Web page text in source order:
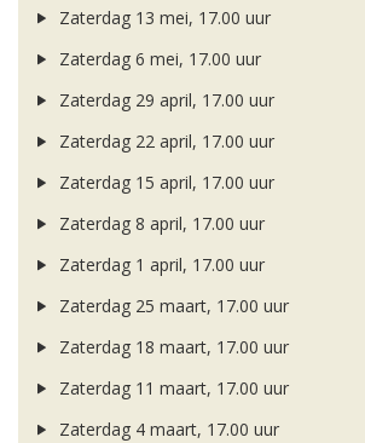
Zaterdag 13 mei, 17.00 uur
Zaterdag 6 mei, 17.00 uur
Zaterdag 29 april, 17.00 uur
Zaterdag 22 april, 17.00 uur
Zaterdag 15 april, 17.00 uur
Zaterdag 8 april, 17.00 uur
Zaterdag 1 april, 17.00 uur
Zaterdag 25 maart, 17.00 uur
Zaterdag 18 maart, 17.00 uur
Zaterdag 11 maart, 17.00 uur
Zaterdag 4 maart, 17.00 uur